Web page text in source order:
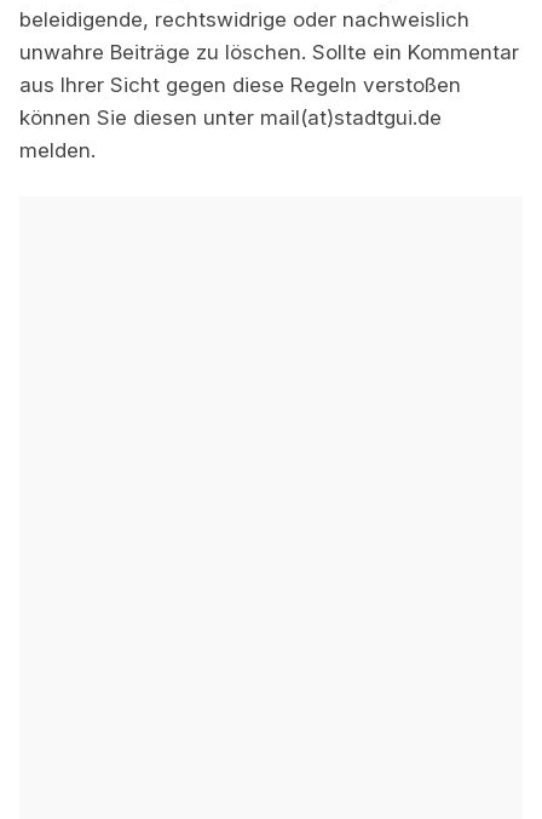
beleidigende, rechtswidrige oder nachweislich
unwahre Beiträge zu löschen. Sollte ein Kommentar
aus Ihrer Sicht gegen diese Regeln verstoßen
können Sie diesen unter mail(at)stadtgui.de
melden.